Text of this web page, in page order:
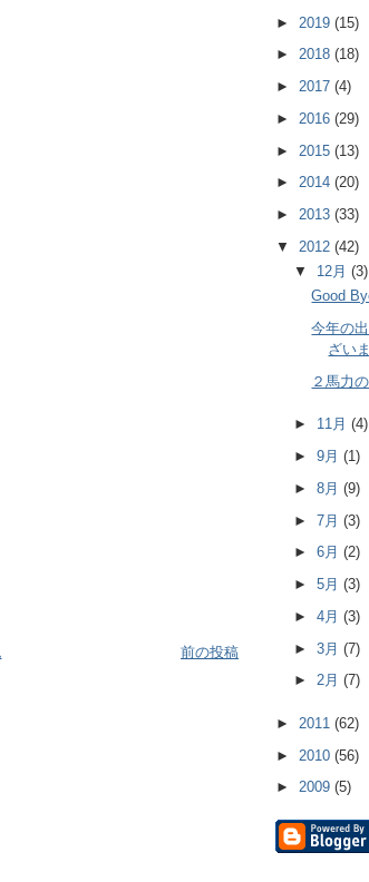
前の投稿
► 2019 (15)
► 2018 (18)
► 2017 (4)
► 2016 (29)
► 2015 (13)
► 2014 (20)
► 2013 (33)
▼ 2012 (42)
▼ 12月 (3)
Good
今年の
ざい
２馬力
► 11月 (4)
► 9月 (1)
► 8月 (9)
► 7月 (3)
► 6月 (2)
► 5月 (3)
► 4月 (3)
► 3月 (7)
► 2月 (7)
► 2011 (62)
► 2010 (56)
► 2009 (5)